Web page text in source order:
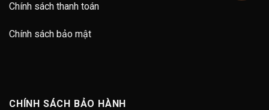
Chính sách thanh toán
Chính sách bảo mật
CHÍNH SÁCH BẢO HÀNH